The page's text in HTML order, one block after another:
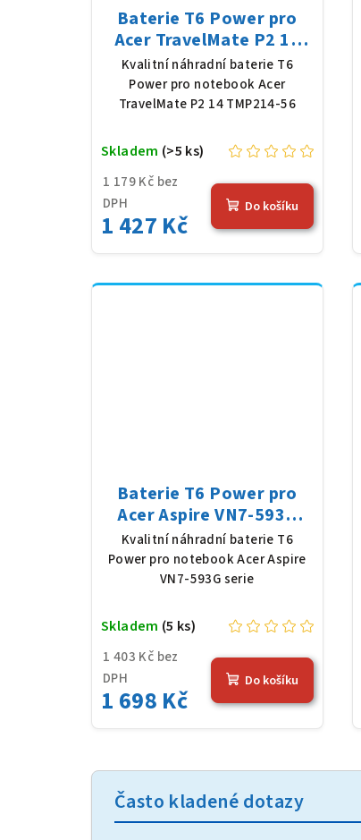
Baterie T6 Power pro
Acer TravelMate P2 14
TMP214-56, Li-Poly,
11,61 V, 4683 mAh (54,36
Wh), černá
Kvalitní náhradní baterie T6
Power pro notebook Acer
TravelMate P2 14 TMP214-56
1 179 Kč bez
DPH
1 427 Kč
Skladem (>5 ks)
Do košíku
Baterie T6 Power pro
Acer Aspire VN7-593G
serie, Li-Poly, 15,2 V,
4605 mAh (69 Wh), černá
Kvalitní náhradní baterie T6
Power pro notebook Acer Aspire
VN7-593G serie
1 403 Kč bez
DPH
1 698 Kč
Skladem (5 ks)
Do košíku
Často kladené dotazy